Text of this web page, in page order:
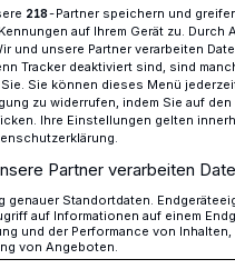
Nachholtermin der mobilen
218-Partner speichern und
auf Ihrem Gerät zu.
und unsere Partner verarbeiten
Tracker deaktiviert sind, sind
Sie können dieses Menü
zu widerrufen, indem Sie auf
Ihre Einstellungen gelten
Partner verarbeiten
genauer Standortdaten.
auf Informationen auf einem
und der Performance von
von Angeboten.